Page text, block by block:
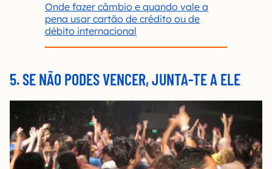
Onde fazer câmbio e quando vale a
pena usar cartão de crédito ou de
débito internacional
5. SE NÃO PODES VENCER, JUNTA-TE A ELE